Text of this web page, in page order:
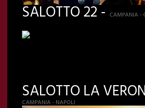
SALOTTO 22 - CAMPANIA -
SALOTTO LA
CAMPANIA - NAPOLI